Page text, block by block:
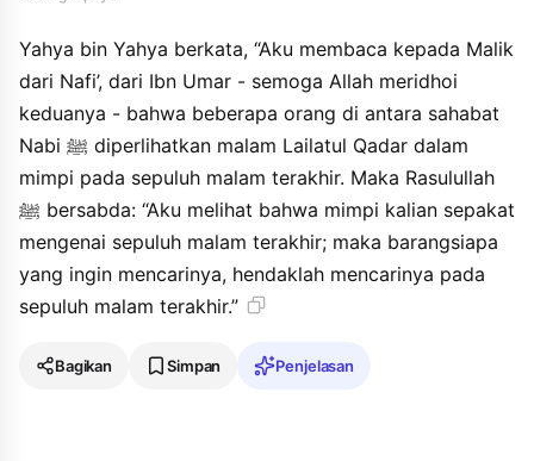
Yahya bin Yahya berkata, “Aku membaca kepada Malik
dari Nafi’, dari Ibn Umar - semoga Allah meridhoi
keduanya - bahwa beberapa orang di antara sahabat
Nabi ﷺ diperlihatkan malam Lailatul Qadar dalam
mimpi pada sepuluh malam terakhir. Maka Rasulullah
ﷺ bersabda: “Aku melihat bahwa mimpi kalian sepakat
mengenai sepuluh malam terakhir; maka barangsiapa
yang ingin mencarinya, hendaklah mencarinya pada
sepuluh malam terakhir.”
Bagikan Simpan Penjelasan